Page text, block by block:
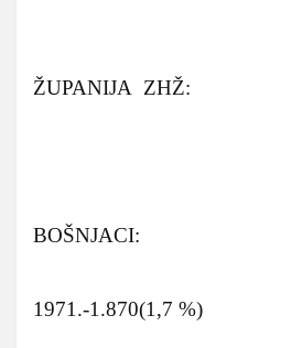
ŽUPANIJA ZHŽ:
BOŠNJACI:
1971.-1.870(1,7 %)